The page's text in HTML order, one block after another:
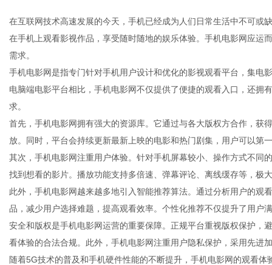
在互联网技术高速发展的今天，手机已经成为人们日常生活中不可或
在手机上观看影视作品，享受随时随地的娱乐体验。手机电影网应运
需求。
手机电影网是指专门针对手机用户设计和优化的影视观看平台，集电
电脑端电影平台相比，手机电影网不仅提供了便捷的观看入口，还拥
求。
首先，手机电影网拥有强大的资源库。它通过与各大版权方合作，获
放。同时，平台会持续更新最新上映的电影和热门剧集，用户可以第
其次，手机电影网注重用户体验。针对手机屏幕较小、操作方式不同
找到想看的影片。播放功能支持多倍速、弹幕评论、离线缓存等，极
此外，手机电影网越来越多地引入智能推荐算法。通过分析用户的观
品，减少用户选择难题，提高观看效率。个性化推荐不仅提升了用户
安全和版权是手机电影网运营的重要保障。正规平台重视版权保护，
看体验的合法合规。此外，手机电影网注重用户隐私保护，采用先进
随着5G技术的普及和手机硬件性能的不断提升，手机电影网的观看